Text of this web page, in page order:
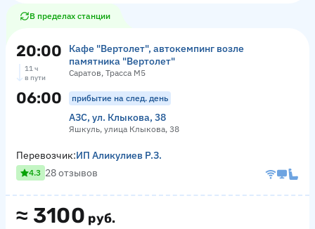
В пределах станции
20:00
Кафе "Вертолет", автокемпинг возле
памятника "Вертолет"
Саратов, Трасса М5
11 ч
в пути
06:00 прибытие на след. день
АЗС, ул. Клыкова, 38
Яшкуль, улица Клыкова, 38
≈ 3100 руб.
Перевозчик:ИП Аликулиев Р.З.
4.3 28 отзывов